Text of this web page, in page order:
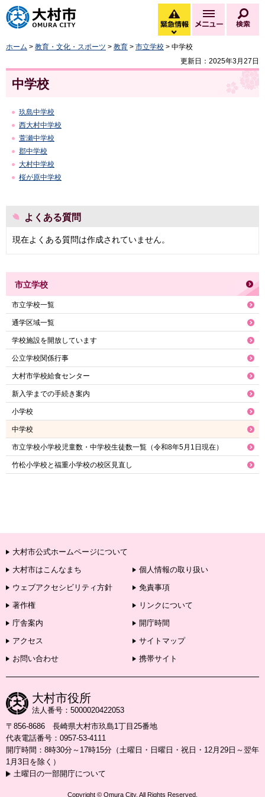
大村市
緊急情報
緊急情報を開く
メニュー
ホーム > 教育・文化・スポーツ > 教育 > 市立学校 > 中学校
更新日：2025年3月27日
中学校
玖島中学校
西大村中学校
萱瀬中学校
郡中学校
大村中学校
桜が原中学校
よくある質問
現在よくある質問は作成されていません。
市立学校
市立学校一覧
通学区域一覧
学校施設を開放しています
公立学校関係行事
大村市学校給食センター
新入学までの手続き案内
小学校
中学校
市立学校小学校児童数・中学校生徒数一覧（令和8年5月1日現在）
竹松小学校と福重小学校の校区見直し
大村市公式ホームページについて
大村市はこんなまち
個人情報の取り扱い
ウェブアクセシビリティ方針
免責事項
著作権
リンクについて
庁舎案内
開庁時間
アクセス
サイトマップ
お問い合わせ
携帯サイト
大村市役所
法人番号：5000020422053
〒856-8686 長崎県大村市玖島1丁目25番地
代表電話番号：0957-53-4111
開庁時間：8時30分～17時15分（土曜日・日曜日・祝日・12月29日～翌年
1月3日を除く）
土曜日の一部開庁について
Copyright © Omura City. All Rights Reserved.